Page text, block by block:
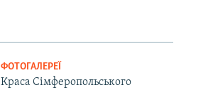
ФОТОГАЛЕРЕЇ
Краса Сімферопольського